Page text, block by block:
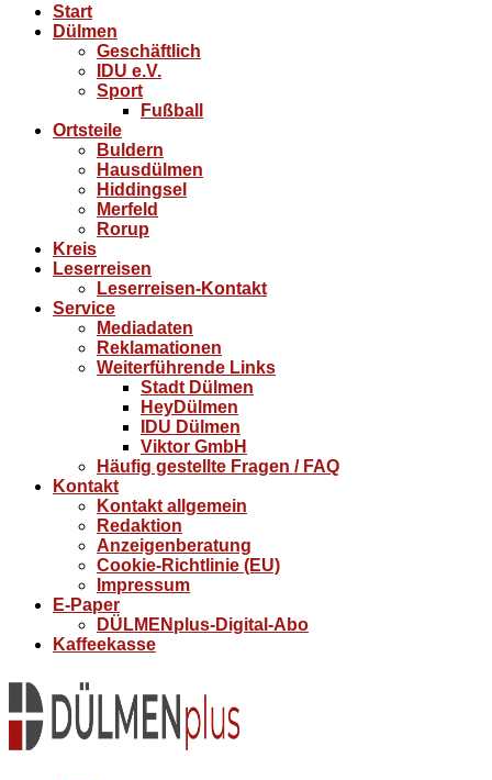
Start
Dülmen
Geschäftlich
IDU e.V.
Sport
Fußball
Ortsteile
Buldern
Hausdülmen
Hiddingsel
Merfeld
Rorup
Kreis
Leserreisen
Leserreisen-Kontakt
Service
Mediadaten
Reklamationen
Weiterführende Links
Stadt Dülmen
HeyDülmen
IDU Dülmen
Viktor GmbH
Häufig gestellte Fragen / FAQ
Kontakt
Kontakt allgemein
Redaktion
Anzeigenberatung
Cookie-Richtlinie (EU)
Impressum
E-Paper
DÜLMENplus-Digital-Abo
Kaffeekasse